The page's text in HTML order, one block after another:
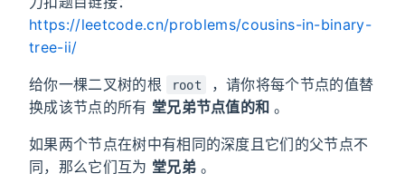
https://leetcode.cn/problems/cousins-in-binary-
tree-ii/
给你一棵二叉树的根 root
，请你将每个节点的值替
换成该节点的所有 堂兄弟节点值的和 。
如果两个节点在树中有相同的深度且它们的父节点不
同，那么它们互为 堂兄弟。